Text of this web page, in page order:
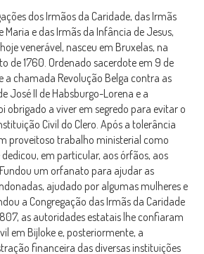
dos Irmãos da Caridade, das Irmãs
Maria e das Irmãs da Infância de Jesus,
venerável, nasceu em Bruxelas, na
de 1760. Ordenado sacerdote em 9 de
a chamada Revolução Belga contra as
José II de Habsburgo-Lorena e a
obrigado a viver em segredo para evitar o
Civil do Clero. Após a tolerância
proveitoso trabalho ministerial como
dedicou, em particular, aos órfãos, aos
um orfanato para ajudar as
ajudado por algumas mulheres e
a Congregação das Irmãs da Caridade
as autoridades estatais lhe confiaram
em Bijloke e, posteriormente, a
financeira das diversas instituições